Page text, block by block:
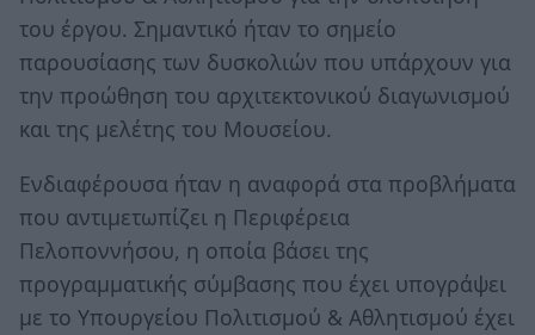
του έργου. Σημαντικό ήταν το σημείο
παρουσίασης των δυσκολιών που υπάρχουν για
την προώθηση του αρχιτεκτονικού διαγωνισμού
και της μελέτης του Μουσείου.
Ενδιαφέρουσα ήταν η αναφορά στα προβλήματα
που αντιμετωπίζει η Περιφέρεια
Πελοποννήσου, η οποία βάσει της
προγραμματικής σύμβασης που έχει υπογράψει
με το Υπουργείου Πολιτισμού & Αθλητισμού έχει